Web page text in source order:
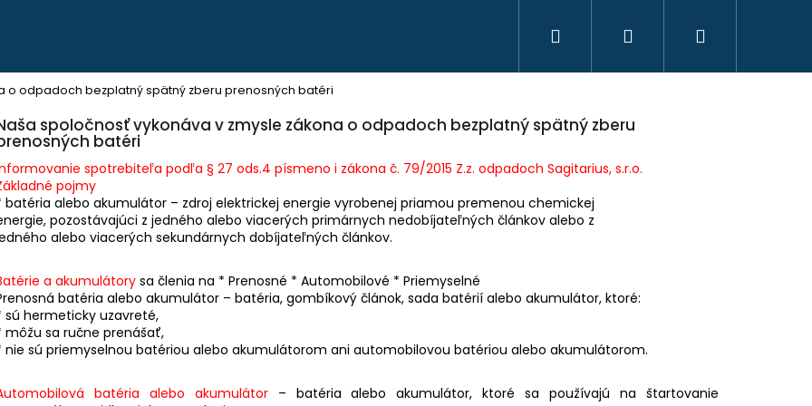
Hľadať Prihlásenie
o odpadoch bezplatný spätný zberu prenosných batéri
spoločnosť vykonáva v zmysle zákona o odpadoch bezplatný spätný zberu
batéri
spotrebiteľa podľa § 27 ods.4 písmeno i zákona č. 79/2015 Z.z. odpadoch Sagitarius, s.r.o.
pojmy
batéria alebo akumulátor – zdroj elektrickej energie vyrobenej priamou premenou chemickej
pozostávajúci z jedného alebo viacerých primárnych nedobíjateľných článkov alebo z
alebo viacerých sekundárnych dobíjateľných článkov.
a akumulátorysa členia na * Prenosné * Automobilové * Priemyselné
batéria alebo akumulátor – batéria, gombíkový článok, sada batérií alebo akumulátor, ktoré:
sú hermeticky uzavreté,
môžu sa ručne prenášať,
nie sú priemyselnou batériou alebo akumulátorom ani automobilovou batériou alebo akumulátorom.
batéria alebo akumulátor– batéria alebo akumulátor, ktoré sa používajú na štartovanie
Čo potrebujete nájsť?
Odporúčame
POĽOVNÍCKE NOHAVICE DO POĽOVNÍCKE NOHAVICE IBEX CHAUD -
€90,62